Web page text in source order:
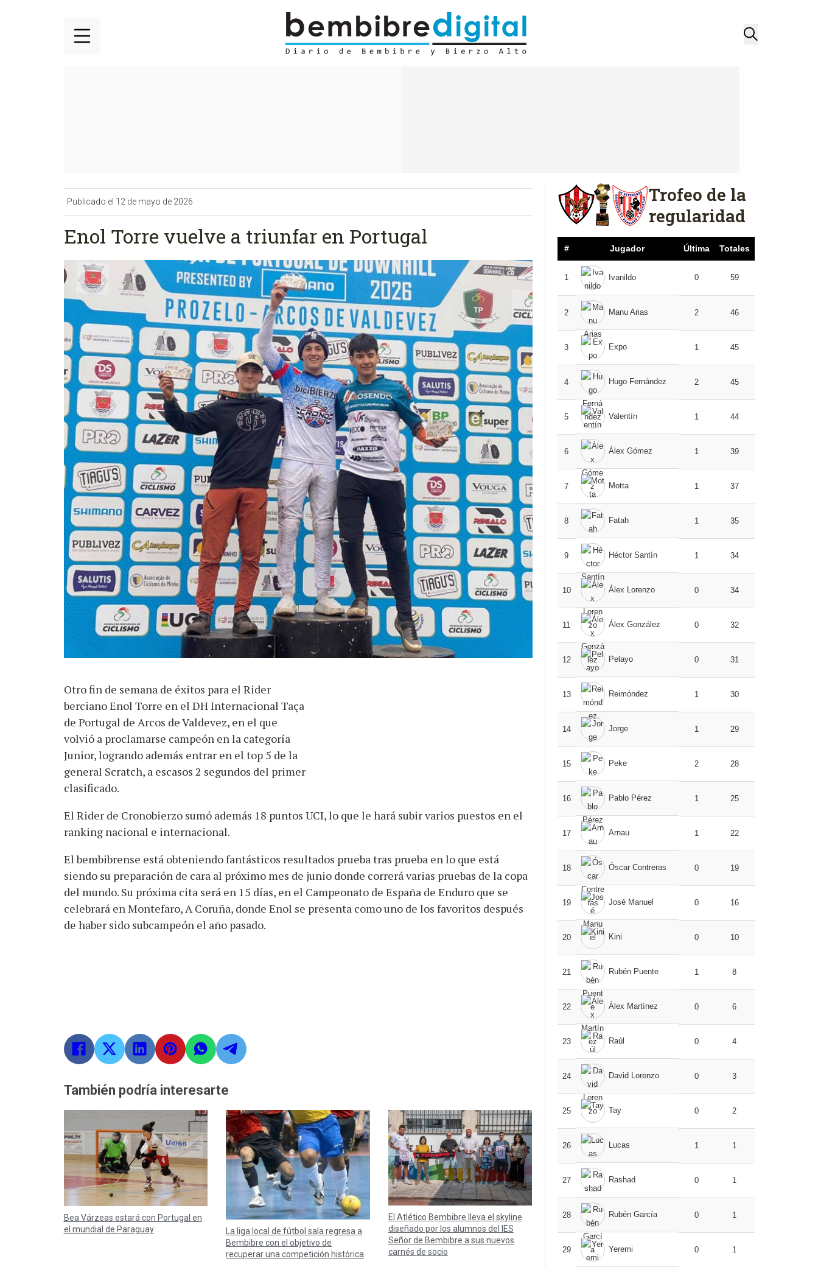
Publicado el 12 de mayo de 2026
Enol Torre vuelve a triunfar en Portugal
Otro fin de semana de éxitos para el Rider
berciano Enol Torre en el DH Internacional Taça
de Portugal de Arcos de Valdevez, en el que
volvió a proclamarse campeón en la categoría
Junior, logrando además entrar en el top 5 de la
general Scratch, a escasos 2 segundos del primer
clasificado.
El Rider de Cronobierzo sumó además 18 puntos UCI, lo que le hará subir varios puestos en el
ranking nacional e internacional.
El bembibrense está obteniendo fantásticos resultados prueba tras prueba en lo que está
siendo su preparación de cara al próximo mes de junio donde correrá varias pruebas de la copa
del mundo. Su próxima cita será en 15 días, en el Campeonato de España de Enduro que se
celebrará en Montefaro, A Coruña, donde Enol se presenta como uno de los favoritos después
de haber sido subcampeón el año pasado.
También podría interesarte
Bea Várzeas estará con Portugal en
el mundial de Paraguay
La liga local de fútbol sala regresa a
Bembibre con el objetivo de
recuperar una competición histórica
El Atlético Bembibre lleva el skyline
diseñado por los alumnos del IES
Señor de Bembibre a sus nuevos
carnés de socio
Trofeo de la
regularidad
# Jugador Última Totales
1 Ivanildo 0 59
2 Manu Arias 2 46
3 Expo 1 45
4 Hugo Fernández 2 45
5 Valentín 1 44
6 Álex Gómez 1 39
7 Motta 1 37
8 Fatah 1 35
9 Héctor Santín 1 34
10 Álex Lorenzo 0 34
11 Álex González 0 32
12 Pelayo 0 31
13 Reimóndez 1 30
14 Jorge 1 29
15 Peke 2 28
16 Pablo Pérez 1 25
17 Arnau 1 22
18 Óscar Contreras 0 19
19 José Manuel 0 16
20 Kini 0 10
21 Rubén Puente 1 8
22 Álex Martínez 0 6
23 Raúl 0 4
24 David Lorenzo 0 3
25 Tay 0 2
26 Lucas 1 1
27 Rashad 0 1
28 Rubén García 0 1
29 Yeremi 0 1